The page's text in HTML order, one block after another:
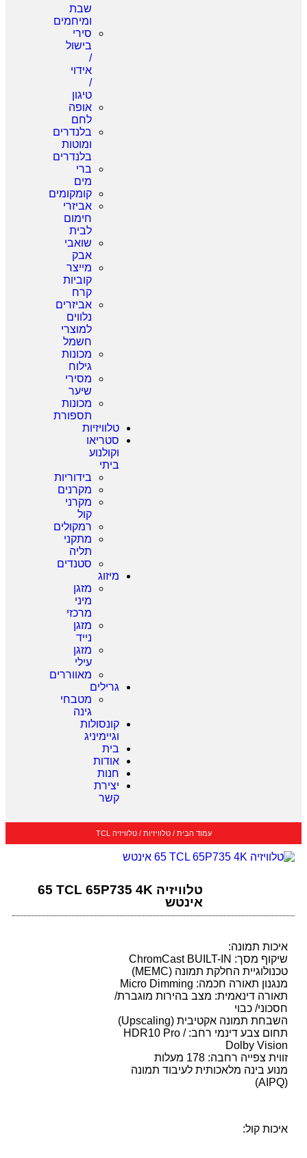
שבת
ומיחמים
סירי
בישול
/
אידוי
/
טיגון
אופה
לחם
בלנדרים
ומוטות
בלנדרים
ברי
מים
קומקומים
אביזרי
חימום
לבית
שואבי
אבק
מייצר
קוביות
קרח
אביזרים
נלווים
למוצרי
חשמל
מכונות
גילוח
מסירי
שיער
מכונות
תספורת
טלוויזיות
סטריאו
וקולנוע
ביתי
בידוריות
מקרנים
מקרני
קול
רמקולים
מתקני
תליה
סטנדים
מיזוג
מזגן
מיני
מרכזי
מזגן
נייד
מזגן
עילי
מאווררים
גרילים
מטבחי
גינה
קונסולות
וגיימיניג
בית
אודות
חנות
יצירת
קשר
עמוד הבית / טלוויזיות / טלוויזיה TCL
טלוויזיה TCL 65P735 4K ‏65
‏אינטש
איכות תמונה:
שיקוף מסך: ChromCast
BUILT-IN
טכנולוגיית החלקת תמונה (MEMC
)
מנגנון תאורה חכמה: Micro Dimming
תאורה דינאמית: מצב בהירות מוגברת/
חסכוני/ כבוי
השבחת תמונה אקטיבית (Upscaling)
תחום צבע דינמי רחב: HDR10 Pro /
Dolby Vision
זווית צפייה רחבה: 178 מעלות
מנוע בינה מלאכותית לעיבוד תמונה
(
AIPQ
)
איכות קול: